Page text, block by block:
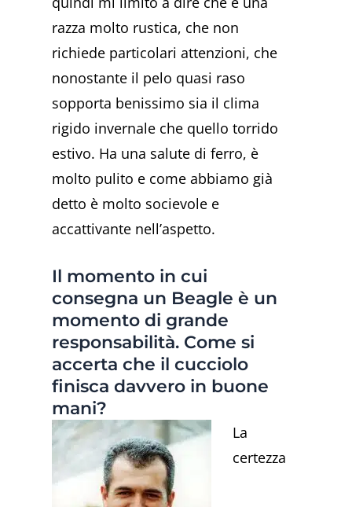
razza molto rustica, che non
richiede particolari attenzioni, che
nonostante il pelo quasi raso
sopporta benissimo sia il clima
rigido invernale che quello torrido
estivo. Ha una salute di ferro, è
molto pulito e come abbiamo già
detto è molto socievole e
accattivante nell’aspetto.
Il momento in cui
consegna un Beagle è un
momento di grande
responsabilità. Come si
accerta che il cucciolo
finisca davvero in buone
mani?
La
certezza